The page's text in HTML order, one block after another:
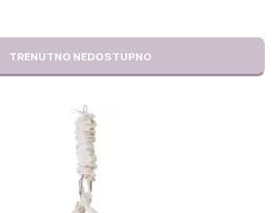
TRENUTNO NEDOSTUPNO